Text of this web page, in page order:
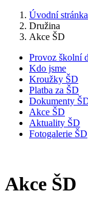
Úvodní stránka
Družina
Akce ŠD
Provoz školní
Kdo jsme
Kroužky ŠD
Platba za ŠD
Dokumenty
Akce ŠD
Aktuality ŠD
Fotogalerie ŠD
Akce ŠD